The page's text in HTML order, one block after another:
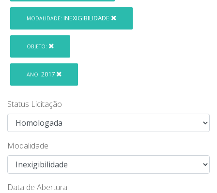
MODALIDADE: INEXIGIBILIDADE
OBJETO:
ANO: 2017
Status Licitação
Modalidade
Data de Abertura